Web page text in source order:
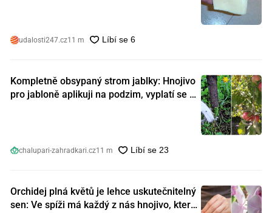
udalosti247.cz11 m
Kompletně obsypaný strom jablky: Hnojivo
pro jabloně aplikuji na podzim, vyplatí se s
chalupari-zahradkari.cz11 m
Orchidej plná květů je lehce uskutečnitelný
sen: Ve spíži má každý z nás hnojivo, které